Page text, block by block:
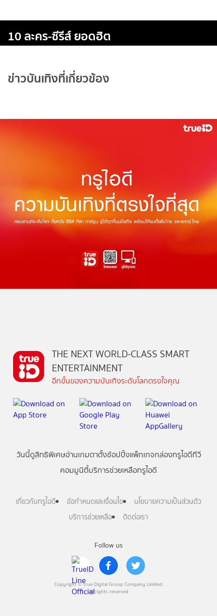
10 ละคร-ซีรีส์ ยอดฮิต
ข่าวบันเทิงที่เกี่ยวข้อง
Follow us
Copyright © True Digital Group Company Limited.
All rights reserved
THE NEXT WORLD-CLASS SMART
ENTERTAINMENT
อีกขั้นของความบันเทิงระดับโลกตรงใจคุณ
วันนี้ดูสิทธิพิเศษอ่านเกมตาตั้งช้อปปิ้งแพ็กเกจกล่องทรูไอดีทีวี
คอมมูนิตี้บริการช่วยเหลือทรูไอดี
เกี่ยวกับทรูไอดี ข้อกำหนดและเงื่อนไข
นโยบายความเป็นส่วนตัว
บริการช่วยเหลือ
ติดต่อเรา